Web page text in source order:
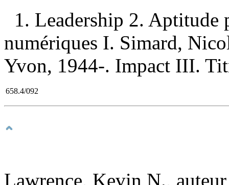
1. Leadership 2.
numériques I. Simard,
Yvon, 1944-. Impact III.
658.4/092
Lawrence, Kevin N., auteur